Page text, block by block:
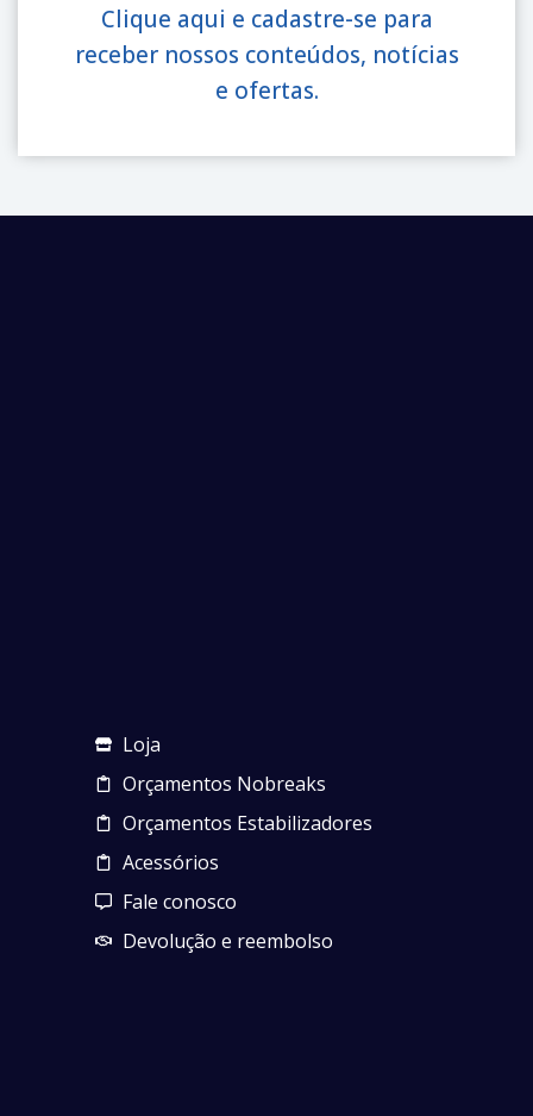
Clique aqui e cadastre-se para
receber nossos conteúdos, notícias
e ofertas.
Loja
Orçamentos Nobreaks
Orçamentos Estabilizadores
Acessórios
Fale conosco
Devolução e reembolso